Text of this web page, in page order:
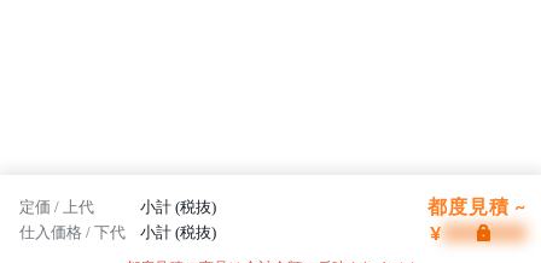
定価 / 上代 小計 (税抜) 都度見積 ~
仕入価格 / 下代 小計 (税抜) ¥